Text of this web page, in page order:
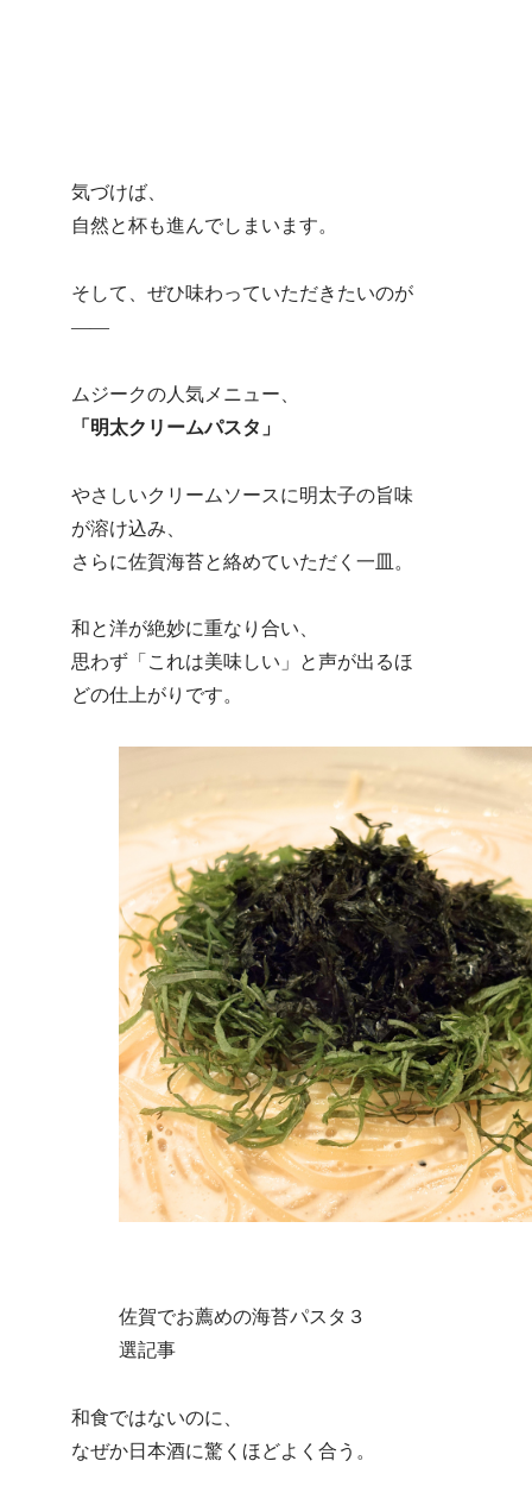
気づけば、
自然と杯も進んでしまいます。
そして、ぜひ味わっていただきたいのが
――
ムジークの人気メニュー、
「明太クリームパスタ」
やさしいクリームソースに明太子の旨味
が溶け込み、
さらに佐賀海苔と絡めていただく一皿。
和と洋が絶妙に重なり合い、
思わず「これは美味しい」と声が出るほ
どの仕上がりです。
佐賀でお薦めの海苔パスタ３
選記事
和食ではないのに、
なぜか日本酒に驚くほどよく合う。